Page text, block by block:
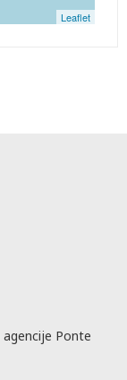
Leaflet
agencije Ponte